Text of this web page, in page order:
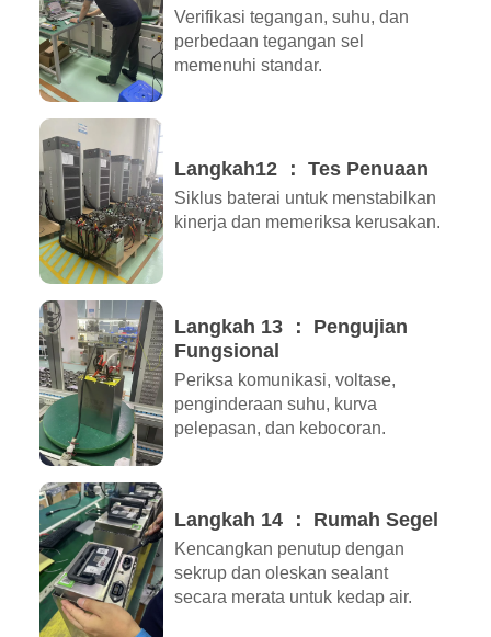
Verifikasi tegangan, suhu, dan
perbedaan tegangan sel
memenuhi standar.
Langkah12 ： Tes Penuaan
Siklus baterai untuk menstabilkan
kinerja dan memeriksa kerusakan.
Langkah 13 ： Pengujian
Fungsional
Periksa komunikasi, voltase,
penginderaan suhu, kurva
pelepasan, dan kebocoran.
Langkah 14 ： Rumah Segel
Kencangkan penutup dengan
sekrup dan oleskan sealant
secara merata untuk kedap air.